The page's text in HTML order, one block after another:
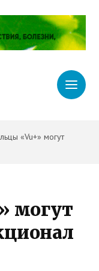
«Vu+» могут
могут